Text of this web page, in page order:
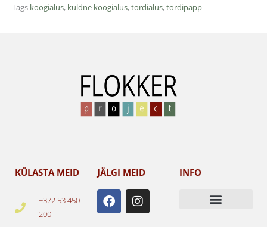
Tags koogialus, kuldne koogialus,tordialus,tordipapp
KÜLASTA MEID
+372 53 450
200
JÄLGI MEID
F
a
c
I
n
s
INFO